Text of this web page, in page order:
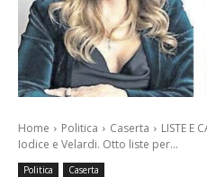
Home Politica Caserta
LISTE E
Iodice e Velardi. Otto liste per...
Politica Caserta